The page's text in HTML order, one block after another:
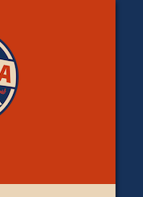
Cocina
Moreliana |
casera en
#30 esquina Av. Solidaridad.
o pedir a domicilio.